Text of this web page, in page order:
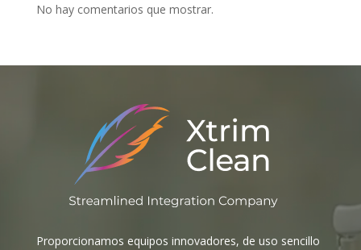
No hay comentarios que mostrar.
Proporcionamos equipos innovadores, de uso sencillo